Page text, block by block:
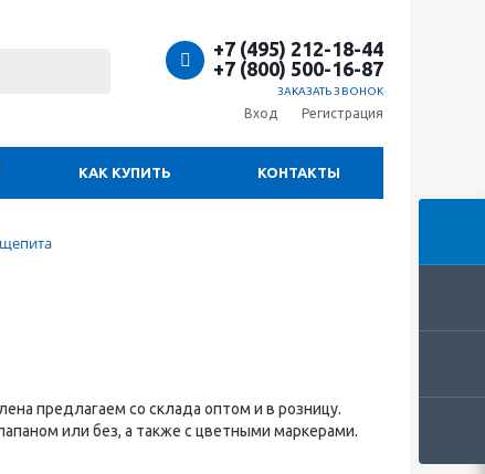
+7 (495) 212-18-44
+7 (800) 500-16-87
ЗАКАЗАТЬ ЗВОНОК
Вход Регистрация
КАК КУПИТЬ КОНТАКТЫ
предлагаем со склада оптом и в розницу.
или без, а также с цветными маркерами.